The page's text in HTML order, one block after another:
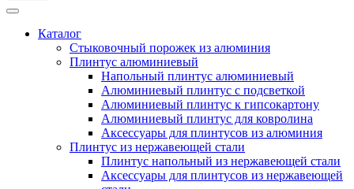
Каталог
Стыковочный порожек из алюминия
Плинтус алюминиевый
Напольный плинтус алюминиевый
Алюминиевый плинтус с подсветкой
Алюминиевый плинтус к гипсокартону
Алюминиевый плинтус для ковролина
Аксессуары для плинтусов из алюминия
Плинтус из нержавеющей стали
Плинтус напольный из нержавеющей стали
Аксессуары для плинтусов из нержавеющей